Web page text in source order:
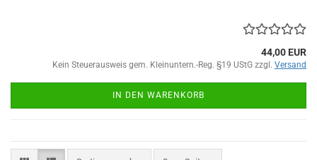
44,00 EUR
Kein Steuerausweis gem. Kleinuntern.-Reg. §19 UStG zzgl. Versand
IN DEN WARENKORB